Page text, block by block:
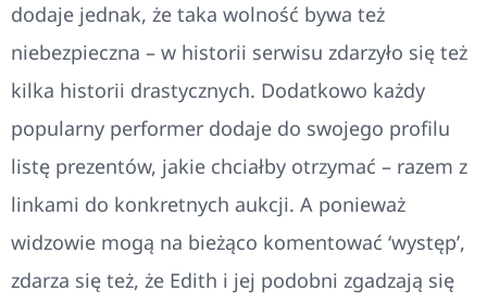
dodaje jednak, że taka wolność bywa też
niebezpieczna – w historii serwisu zdarzyło się też
kilka historii drastycznych. Dodatkowo każdy
popularny performer dodaje do swojego profilu
listę prezentów, jakie chciałby otrzymać – razem z
linkami do konkretnych aukcji. A ponieważ
widzowie mogą na bieżąco komentować ‘występ’,
zdarza się też, że Edith i jej podobni zgadzają się